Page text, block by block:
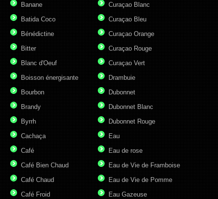
Banane
Batida Coco
Bénédictine
Bitter
Blanc d'Oeuf
Boisson énergisante
Bourbon
Brandy
Byrrh
Cachaça
Café
Café Bien Chaud
Café Chaud
Café Froid
Curaçao Blanc
Curaçao Bleu
Curaçao Orange
Curaçao Rouge
Curaçao Vert
Drambuie
Dubonnet
Dubonnet Blanc
Dubonnet Rouge
Eau
Eau de rose
Eau de Vie de Framboise
Eau de Vie de Pomme
Eau Gazeuse